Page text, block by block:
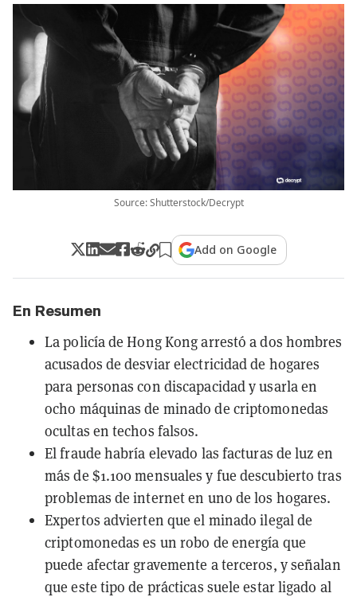
Source: Shutterstock/Decrypt
Add on Google
En Resumen
La policía de Hong Kong arrestó a dos hombres
acusados de desviar electricidad de hogares
para personas con discapacidad y usarla en
ocho máquinas de minado de criptomonedas
ocultas en techos falsos.
El fraude habría elevado las facturas de luz en
más de $1.100 mensuales y fue descubierto tras
problemas de internet en uno de los hogares.
Expertos advierten que el minado ilegal de
criptomonedas es un robo de energía que
puede afectar gravemente a terceros, y señalan
que este tipo de prácticas suele estar ligado al